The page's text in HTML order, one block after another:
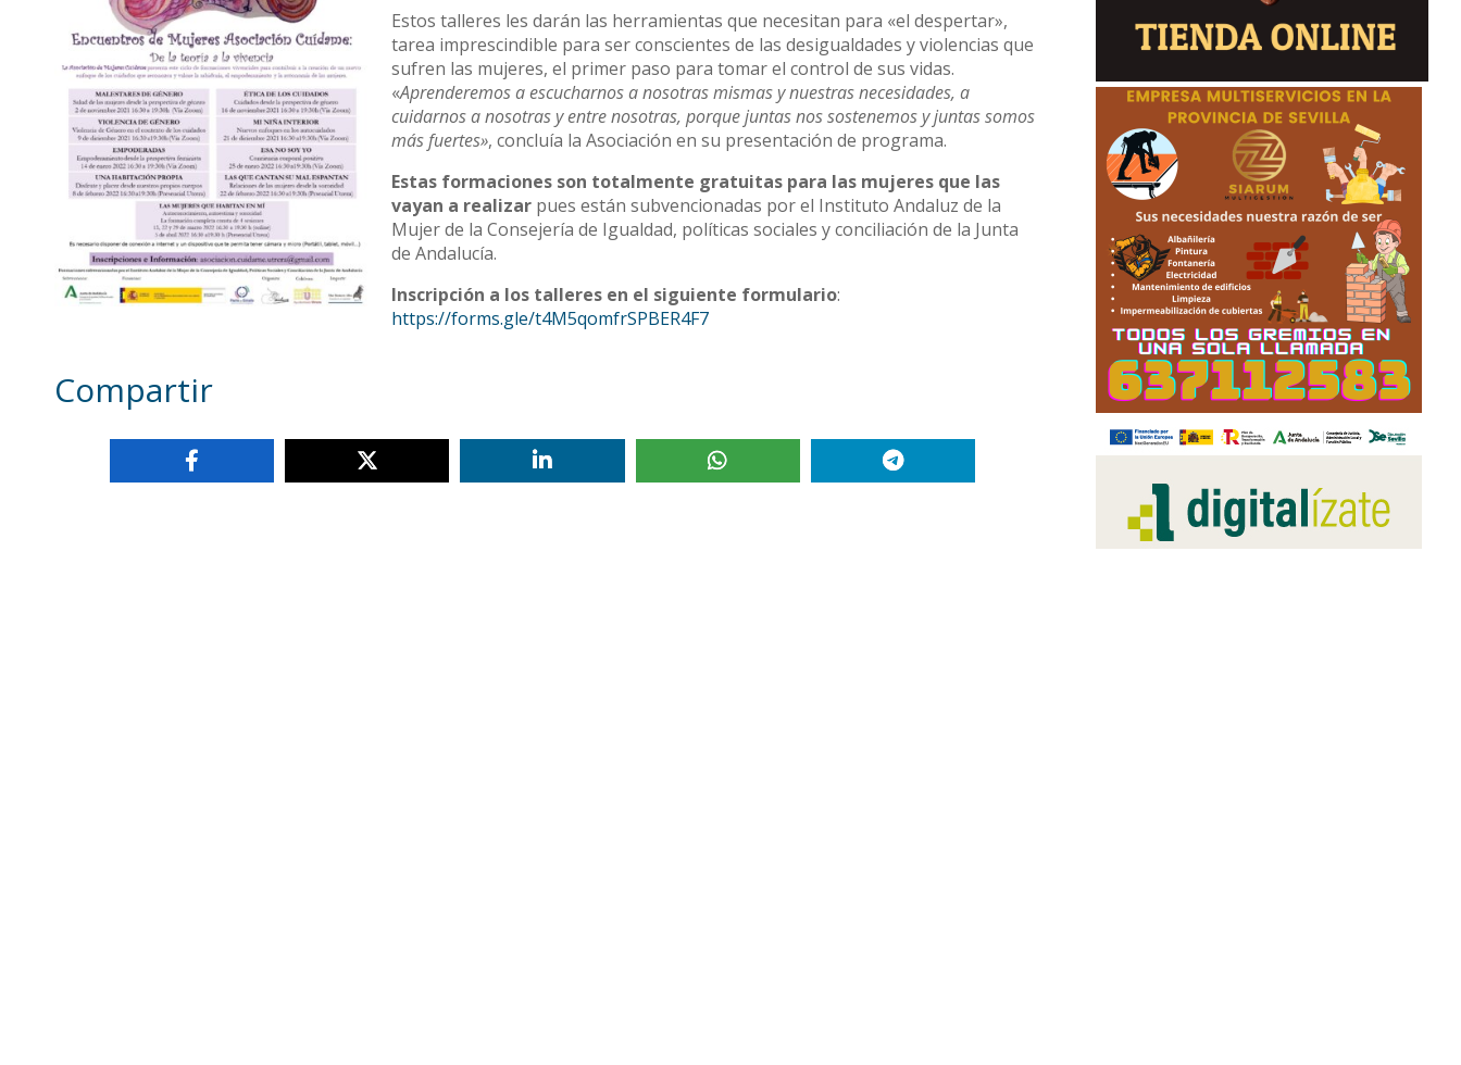
Estos talleres les darán las herramientas que necesitan para «el despertar»,
tarea imprescindible para ser conscientes de las desigualdades y violencias que
sufren las mujeres, el primer paso para tomar el control de sus vidas.
«Aprenderemos a escucharnos a nosotras mismas y nuestras necesidades, a
cuidarnos a nosotras y entre nosotras, porque juntas nos sostenemos y juntas somos
más fuertes», concluía la Asociación en su presentación de programa.
Estas formaciones son totalmente gratuitas para las mujeres que las
vayan a realizar pues están subvencionadas por el Instituto Andaluz de la
Mujer de la Consejería de Igualdad, políticas sociales y conciliación de la Junta
de Andalucía.
Inscripción a los talleres en el siguiente formulario:
https://forms.gle/t4M5qomfrSPBER4F7
Compartir